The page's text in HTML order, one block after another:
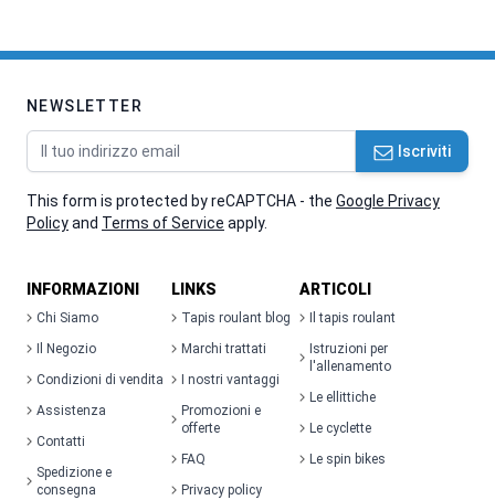
NEWSLETTER
Indirizzo email Iscriviti
This form is protected by reCAPTCHA - the Google Privacy
Policyand Terms of Service apply.
INFORMAZIONI
Chi Siamo
Il Negozio
Condizioni di vendita
Assistenza
Contatti
Spedizione e
consegna
LINKS
Tapis roulant blog
Marchi trattati
I nostri vantaggi
Promozioni e
offerte
FAQ
Privacy policy
ARTICOLI
Il tapis roulant
Istruzioni per
l'allenamento
Le ellittiche
Le cyclette
Le spin bikes